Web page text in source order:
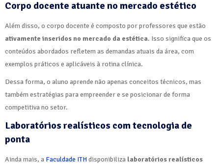
Corpo docente atuante no mercado estético
Além disso, o corpo docente é composto por professores que estão
ativamente inseridos no mercado da estética. Isso significa que os
conteúdos abordados refletem as demandas atuais da área, com
exemplos práticos e aplicáveis à rotina clínica.
Dessa forma, o aluno aprende não apenas conceitos técnicos, mas
também estratégias para empreender e se posicionar de forma
competitiva no setor.
Laboratórios realísticos com tecnologia de
ponta
Ainda mais, a Faculdade ITHdisponibiliza laboratórios realísticos